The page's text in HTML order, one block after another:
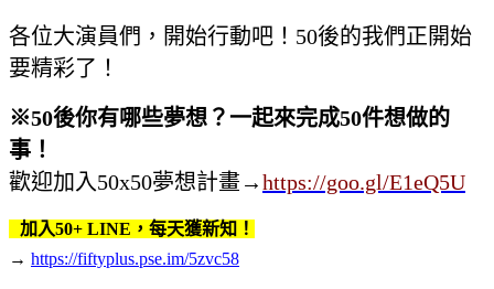
各位大演員們，開始行動吧！50後的我們正開始
要精彩了！
※50後你有哪些夢想？一起來完成50件想做的
事！
歡迎加入50x50夢想計畫 →https://goo.gl/E1eQ5U
加入50+ LINE，每天獲新知！
→ https://fiftyplus.pse.im/5zvc58